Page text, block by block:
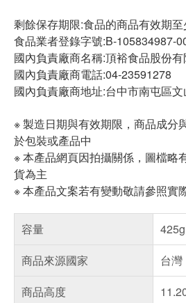
剩餘保存期限:食品的商品有效期
食品業者登錄字號:B-105834987-
國內負責廠商名稱:頂裕食品股份有
國內負責廠商電話:04-23591278
國內負責廠商地址:台中市南屯區
※ 製造日期與有效期限，商品成分
於包裝或產品中
※ 本產品網頁因拍攝關係，圖檔略
貨為主
※ 本產品文案若有變動敬請參照實
容量
商品來源國家
台灣
商品高度